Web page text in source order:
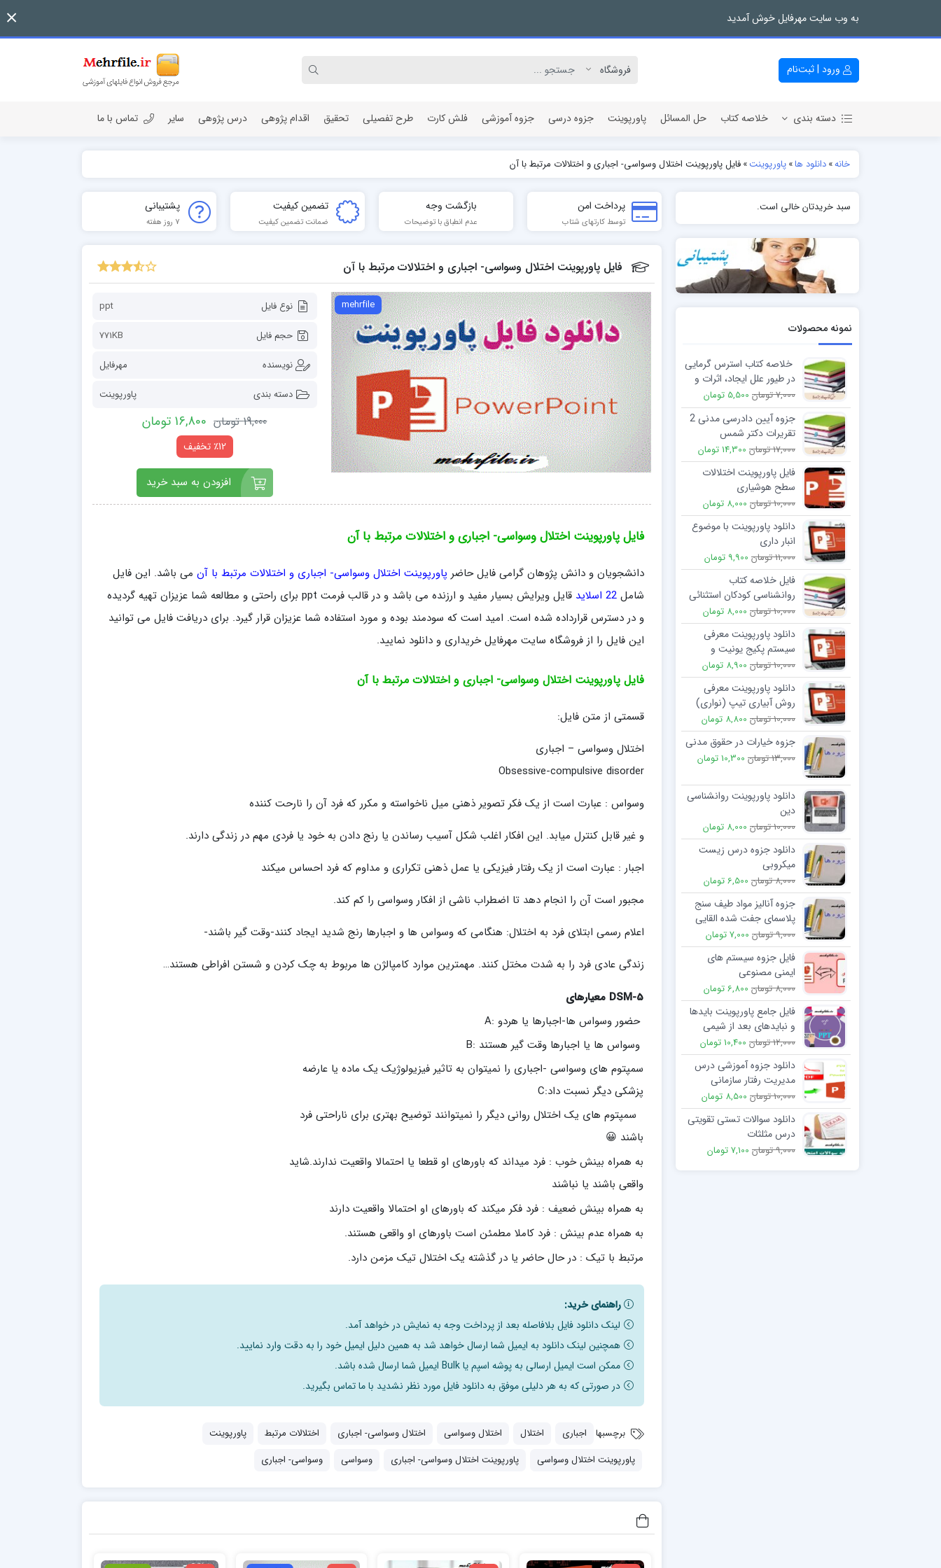
به وب سایت مهرفایل خوش آمدید
ورود | ثبت‌نام
دسته بندی
مقاله پژوهشی
خلاصه کتاب حل المسائل پاورپوینت جزوه درسی جزوه آموزشی فلش کارت طرح تفصیلی تحقیق اقدام پژوهی درس پژوهی سایر تماس با ما
خانه»دانلود ها»پاورپوینت»فایل پاورپوینت اختلال وسواسی- اجباری و اختلالات مرتبط با آن
پرداخت امن
توسط کارتهای شتاب
بازگشت وجه
عدم انطباق با توضیحات
تضمین کیفیت
ضمانت تضمین کیفیت
پشتیبانی
7 روز هفته
فایل پاورپوینت اختلال وسواسی- اجباری و اختلالات مرتبط با آن
mehrfile نوع فایل
ppt
حجم فایل
771KB
نویسنده
مهرفایل
دسته بندی
پاورپوینت
19,000 تومان 16,800 تومان
٪12 تخفیف
افزودن به سبد خرید
فایل پاورپوینت اختلال وسواسی- اجباری و اختلالات مرتبط با آن
دانشجویان و دانش پژوهان گرامی فایل حاضر پاورپوینت اختلال وسواسی- اجباری و اختلالات مرتبط با آن می باشد. این فایل
شامل22 اسلاید
قایل ویرایش بسیار مفید و ارزنده می باشد و در قالب فرمت ppt برای راحتی و مطالعه شما عزیزان تهیه گردیده
و در دسترس قرارداده شده است. امید است که سودمند بوده و مورد استفاده شما عزیزان قرار گیرد. برای دریافت فایل می توانید
این فایل را از فروشگاه سایت مهرفایل خریداری و دانلود نمایید.
فایل پاورپوینت اختلال وسواسی- اجباری و اختلالات مرتبط با آن
قسمتی از متن فایل:
اختلال وسواسی – اجباری
Obsessive-compulsive disorder
وسواس : عبارت است از یک فکر تصویر ذهنی میل ناخواسته و مکرر که فرد آن را نارحت کننده
و غیر قابل کنترل میابد. این افکار اغلب شکل آسیب رساندن یا رنج دادن به خود یا فردی مهم در زندگی دارند.
اجبار : عبارت است از یک رفتار فیزیکی یا عمل ذهنی تکراری و مداوم که فرد احساس میکند
مجبور است آن را انجام دهد تا اضطراب ناشی از افکار وسواسی را کم کند.
اعلام رسمی ابتلای فرد به اختلال: هنگامی که وسواس ها و اجبارها رنج شدید ایجاد کنند-وقت گیر باشند-
زندگی عادی فرد را به شدت مختل کنند. مهمترین موارد کامپالژن ها مربوط به چک کردن و شستن افراطی هستند…
DSM-5 معیارهای
حضور وسواس ها-اجبارها یا هردو :A
وسواس ها یا اجبارها وقت گیر هستند :B
سمپتوم های وسواسی -اجباری را نمیتوان به تاثیر فیزیولوژیک یک ماده یا عارضه
پزشکی دیگر نسبت داد:C
سمپتوم های یک اختلال روانی دیگر را نمیتوانند توضیح بهتری برای ناراحتی فرد
باشند 😀
به همراه بینش خوب : فرد میداند که باورهای او قطعا یا احتمالا واقعیت ندارند.شاید
واقعی باشند یا نباشند
به همراه بینش ضعیف : فرد فکر میکند که باورهای او احتمالا واقعیت دارند
به همراه عدم بینش : فرد کاملا مطمئن است باورهای او واقعی هستند.
مرتبط با تیک : در حال حاضر یا در گذشته یک اختلال تیک مزمن دارد.
راهنمای خرید:
لینک دانلود فایل بلافاصله بعد از پرداخت وجه به نمایش در خواهد آمد.
همچنین لینک دانلود به ایمیل شما ارسال خواهد شد به همین دلیل ایمیل خود را به دقت وارد نمایید.
ممکن است ایمیل ارسالی به پوشه اسپم یا Bulk ایمیل شما ارسال شده باشد.
در صورتی که به هر دلیلی موفق به دانلود فایل مورد نظر نشدید با ما تماس بگیرید.
برچسبها اجباری اختلال اختلال وسواسی اختلال وسواسی- اجباری اختلالات مرتبط
پاورپوینت
پاورپوینت اختلال وسواسی
پاورپوینت اختلال وسواسی- اجباری وسواسی وسواسی- اجباری
سبد خریدتان خالی است.
نمونه محصولات
خلاصه کتاب استرس گرمایی
در طیور علل ایجاد، اثرات و
روشهای کنترل
7,000 تومان 5,500 تومان
جزوه آیین دادرسی مدنی 2
تقریرات دکتر شمس
17,000 تومان 14,300 تومان
فایل پاورپوینت اختلالات
سطح هوشیاری
10,000 تومان 8,000 تومان
دانلود پاورپوینت با موضوع
انبار داری
11,000 تومان 9,900 تومان
فایل خلاصه کتاب
روانشناسی کودکان استثنائی
سید رضا میرمهدی
10,000 تومان 8,000 تومان
دانلود پاورپوینت معرفی
سیستم پکیج یونیت و
مزایای آن
10,000 تومان 8,900 تومان
دانلود پاورپوینت معرفی
روش آبیاری تیپ (نواری)
10,000 تومان 8,800 تومان
جزوه خیارات در حقوق مدنی
13,000 تومان 10,300 تومان
دانلود پاورپوینت روانشناسی
دین
10,000 تومان 8,000 تومان
دانلود جزوه درس زیست
میکروبی
8,000 تومان 6,500 تومان
جزوه آنالیز مواد طیف سنج
پلاسمای جفت شده القایی
9,000 تومان 7,000 تومان
فایل جزوه سیستم های
ایمنی مصنوعی
8,000 تومان 6,800 تومان
فایل جامع پاورپوینت بایدها
و نبایدهای بعد از شیمی
درمانی
12,000 تومان 10,400 تومان
دانلود جزوه آموزشی درس
مدیریت رفتار سازمانی
10,000 تومان 8,500 تومان
دانلود سوالات تستی تقویتی
درس مثلثات
9,000 تومان 7,100 تومان